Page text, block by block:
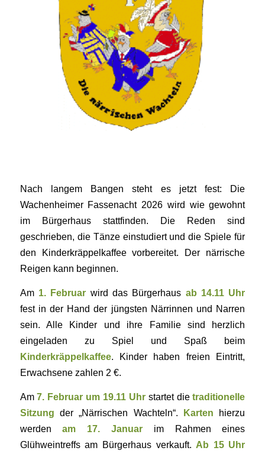
Nach langem Bangen steht es jetzt fest: Die
Wachenheimer Fassenacht 2026 wird wie gewohnt
im Bürgerhaus stattfinden. Die Reden sind
geschrieben, die Tänze einstudiert und die Spiele für
den Kinderkräppelkaffee vorbereitet. Der närrische
Reigen kann beginnen.
Am 1. Februar wird das Bürgerhaus ab 14.11 Uhr
fest in der Hand der jüngsten Närrinnen und Narren
sein. Alle Kinder und ihre Familie sind herzlich
eingeladen zu Spiel und Spaß beim
Kinderkräppelkaffee. Kinder haben freien Eintritt,
Erwachsene zahlen 2 €.
Am7. Februar um 19.11 Uhrstartet dietraditionelle
Sitzung der „Närrischen Wachteln“. Karten hierzu
werdenam 17. Januar im Rahmen eines
Glühweintreffs am Bürgerhaus verkauft. Ab 15 Uhr